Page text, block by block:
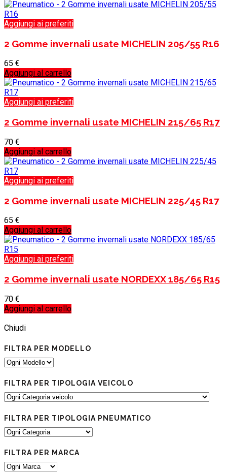
Aggiungi ai preferiti
2 Gomme invernali usate MICHELIN 205/55 R16
65 €
Aggiungi al carrello
Aggiungi ai preferiti
2 Gomme invernali usate MICHELIN 215/65 R17
70 €
Aggiungi al carrello
Aggiungi ai preferiti
2 Gomme invernali usate MICHELIN 225/45 R17
65 €
Aggiungi al carrello
Aggiungi ai preferiti
2 Gomme invernali usate NORDEXX 185/65 R15
70 €
Aggiungi al carrello
Chiudi
FILTRA PER MODELLO
FILTRA PER TIPOLOGIA VEICOLO
FILTRA PER TIPOLOGIA PNEUMATICO
FILTRA PER MARCA